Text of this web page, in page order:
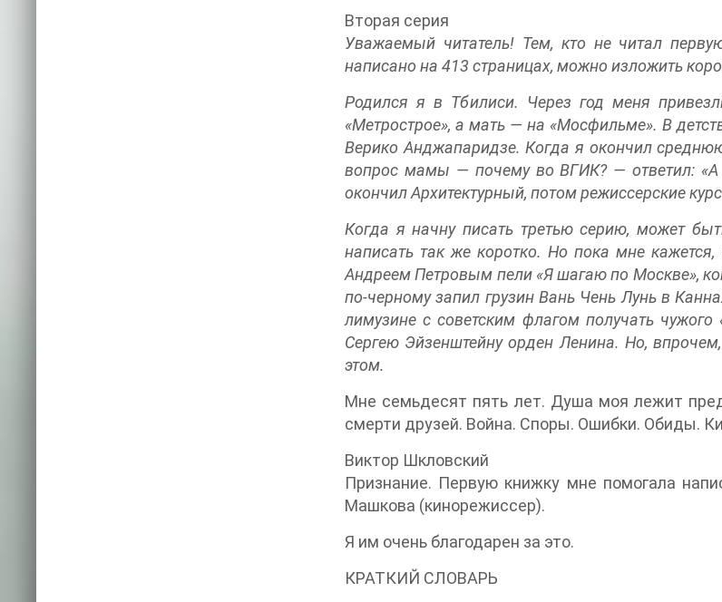
Вторая серия
Уважаемый читатель! Тем, кто не читал
написано на 413 страницах, можно изложить
Родился я в Тбилиси. Через год меня
«Метрострое», а мать — на «Мосфильме». В
Верико Анджапаридзе. Когда я окончил
вопрос мамы — почему во ВГИК? — ответил:
окончил Архитектурный, потом режиссерские
Когда я начну писать третью серию, может
написать так же коротко. Но пока мне кажется,
Андреем Петровым пели «Я шагаю по Москве»,
по-черному запил грузин Вань Чень Лунь в
лимузине с советским флагом получать
Сергею Эйзенштейну орден Ленина. Но,
этом.
Мне семьдесят пять лет. Душа моя лежит
смерти друзей. Война. Споры. Ошибки. Обиды.
Виктор Шкловский
Признание. Первую книжку мне помогала
Машкова (кинорежиссер).
Я им очень благодарен за это.
КРАТКИЙ СЛОВАРЬ